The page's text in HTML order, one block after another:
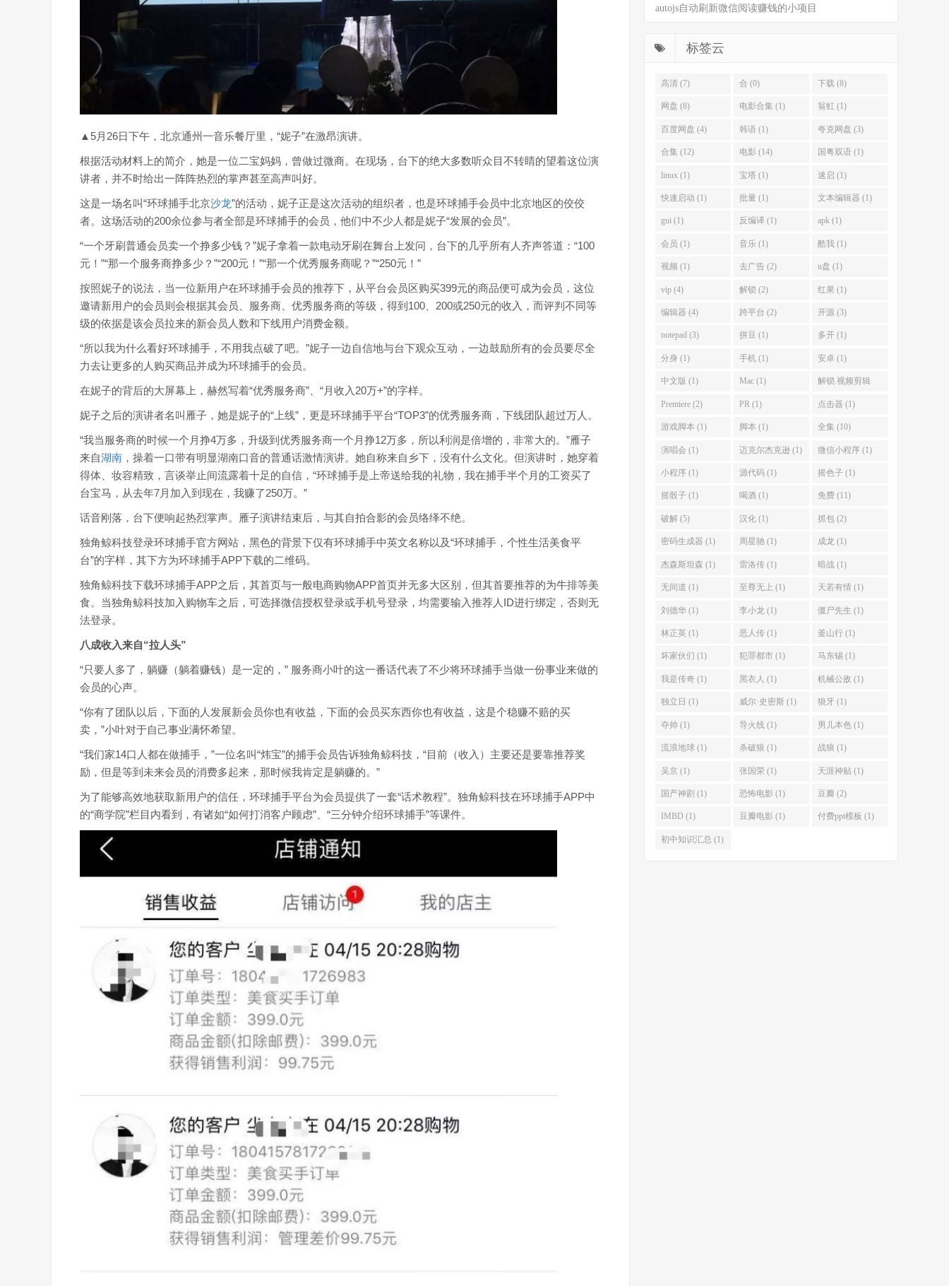
▲5月26日下午，北京通州一音乐餐厅里，“妮子”在激昂演讲。
根据活动材料上的简介，她是一位二宝妈妈，曾做过微商。在现场，台下的绝大多数听众目不转睛的望着这位演
讲者，并不时给出一阵阵热烈的掌声甚至高声叫好。
这是一场名叫“环球捕手北京沙龙”的活动，妮子正是这次活动的组织者，也是环球捕手会员中北京地区的佼佼
者。这场活动的200余位参与者全部是环球捕手的会员，他们中不少人都是妮子“发展的会员”。
“一个牙刷普通会员卖一个挣多少钱？”妮子拿着一款电动牙刷在舞台上发问，台下的几乎所有人齐声答道：“100
元！”“那一个服务商挣多少？”“200元！”“那一个优秀服务商呢？”“250元！”
按照妮子的说法，当一位新用户在环球捕手会员的推荐下，从平台会员区购买399元的商品便可成为会员，这位
邀请新用户的会员则会根据其会员、服务商、优秀服务商的等级，得到100、200或250元的收入，而评判不同等
级的依据是该会员拉来的新会员人数和下线用户消费金额。
“所以我为什么看好环球捕手，不用我点破了吧。”妮子一边自信地与台下观众互动，一边鼓励所有的会员要尽全
力去让更多的人购买商品并成为环球捕手的会员。
在妮子的背后的大屏幕上，赫然写着“优秀服务商”、“月收入20万+”的字样。
妮子之后的演讲者名叫雁子，她是妮子的“上线”，更是环球捕手平台“TOP3”的优秀服务商，下线团队超过万人。
“我当服务商的时候一个月挣4万多，升级到优秀服务商一个月挣12万多，所以利润是倍增的，非常大的。”雁子
来自湖南 ，操着一口带有明显湖南口音的普通话激情演讲。她自称来自乡下，没有什么文化。但演讲时，她穿着
得体、妆容精致，言谈举止间流露着十足的自信，“环球捕手是上帝送给我的礼物，我在捕手半个月的工资买了
台宝马，从去年7月加入到现在，我赚了250万。”
话音刚落，台下便响起热烈掌声。雁子演讲结束后，与其自拍合影的会员络绎不绝。
独角鲸科技登录环球捕手官方网站，黑色的背景下仅有环球捕手中英文名称以及“环球捕手，个性生活美食平
台”的字样，其下方为环球捕手APP下载的二维码。
独角鲸科技下载环球捕手APP之后，其首页与一般电商购物APP首页并无多大区别，但其首要推荐的为牛排等美
食。当独角鲸科技加入购物车之后，可选择微信授权登录或手机号登录，均需要输入推荐人ID进行绑定，否则无
法登录。
八成收入来自“拉人头”
“只要人多了，躺赚（躺着赚钱）是一定的，” 服务商小叶的这一番话代表了不少将环球捕手当做一份事业来做的
会员的心声。
“你有了团队以后，下面的人发展新会员你也有收益，下面的会员买东西你也有收益，这是个稳赚不赔的买
卖，”小叶对于自己事业满怀希望。
“我们家14口人都在做捕手，”一位名叫“炜宝”的捕手会员告诉独角鲸科技，“目前（收入）主要还是要靠推荐奖
励，但是等到未来会员的消费多起来，那时候我肯定是躺赚的。”
为了能够高效地获取新用户的信任，环球捕手平台为会员提供了一套“话术教程”。独角鲸科技在环球捕手APP中
的“商学院”栏目内看到，有诸如“如何打消客户顾虑”、“三分钟介绍环球捕手”等课件。
autojs自动刷新微信阅读赚钱的小项目
标签云
高清 (7) 合 (0) 下载 (8)
网盘 (8) 电影合集 (1) 翁虹 (1)
百度网盘 (4) 韩语 (1) 夸克网盘 (3)
合集 (12) 电影 (14) 国粤双语 (1)
linux (1) 宝塔 (1) 速启 (1)
快速启动 (1) 批量 (1) 文本编辑器 (1)
gui (1) 反编译 (1) apk (1)
会员 (1) 音乐 (1) 酷我 (1)
视频 (1) 去广告 (2) u盘 (1)
vip (4) 解锁 (2) 红果 (1)
编辑器 (4) 跨平台 (2) 开源 (3)
notepad (3) 拼豆 (1) 多开 (1)
分身 (1) 手机 (1) 安卓 (1)
中文版 (1) Mac (1) 解锁.视频剪辑
(1)
Premiere (2) PR (1) 点击器 (1)
游戏脚本 (1) 脚本 (1) 全集 (10)
演唱会 (1) 迈克尔杰克逊 (1) 微信小程序 (1)
小程序 (1) 源代码 (1) 摇色子 (1)
摇骰子 (1) 喝酒 (1) 免费 (11)
破解 (5) 汉化 (1) 抓包 (2)
密码生成器 (1) 周星驰 (1) 成龙 (1)
杰森斯坦森 (1) 雷洛传 (1) 暗战 (1)
无间道 (1) 至尊无上 (1) 天若有情 (1)
刘德华 (1) 李小龙 (1) 僵尸先生 (1)
林正英 (1) 恶人传 (1) 釜山行 (1)
坏家伙们 (1) 犯罪都市 (1) 马东锡 (1)
我是传奇 (1) 黑衣人 (1) 机械公敌 (1)
独立日 (1) 威尔·史密斯 (1) 狼牙 (1)
夺帅 (1) 导火线 (1) 男儿本色 (1)
流浪地球 (1) 杀破狼 (1) 战狼 (1)
吴京 (1) 张国荣 (1) 天涯神贴 (1)
国产神剧 (1) 恐怖电影 (1) 豆瓣 (2)
IMBD (1) 豆瓣电影 (1) 付费ppt模板 (1)
初中知识汇总 (1)